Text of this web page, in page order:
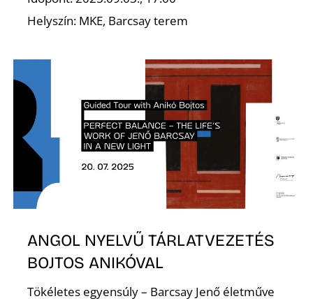
Helyszín: MKE, Barcsay terem
ANGOL NYELVŰ TÁRLATVEZETÉS
BOJTOS ANIKÓVAL
Tökéletes egyensúly – Barcsay Jenő életműve